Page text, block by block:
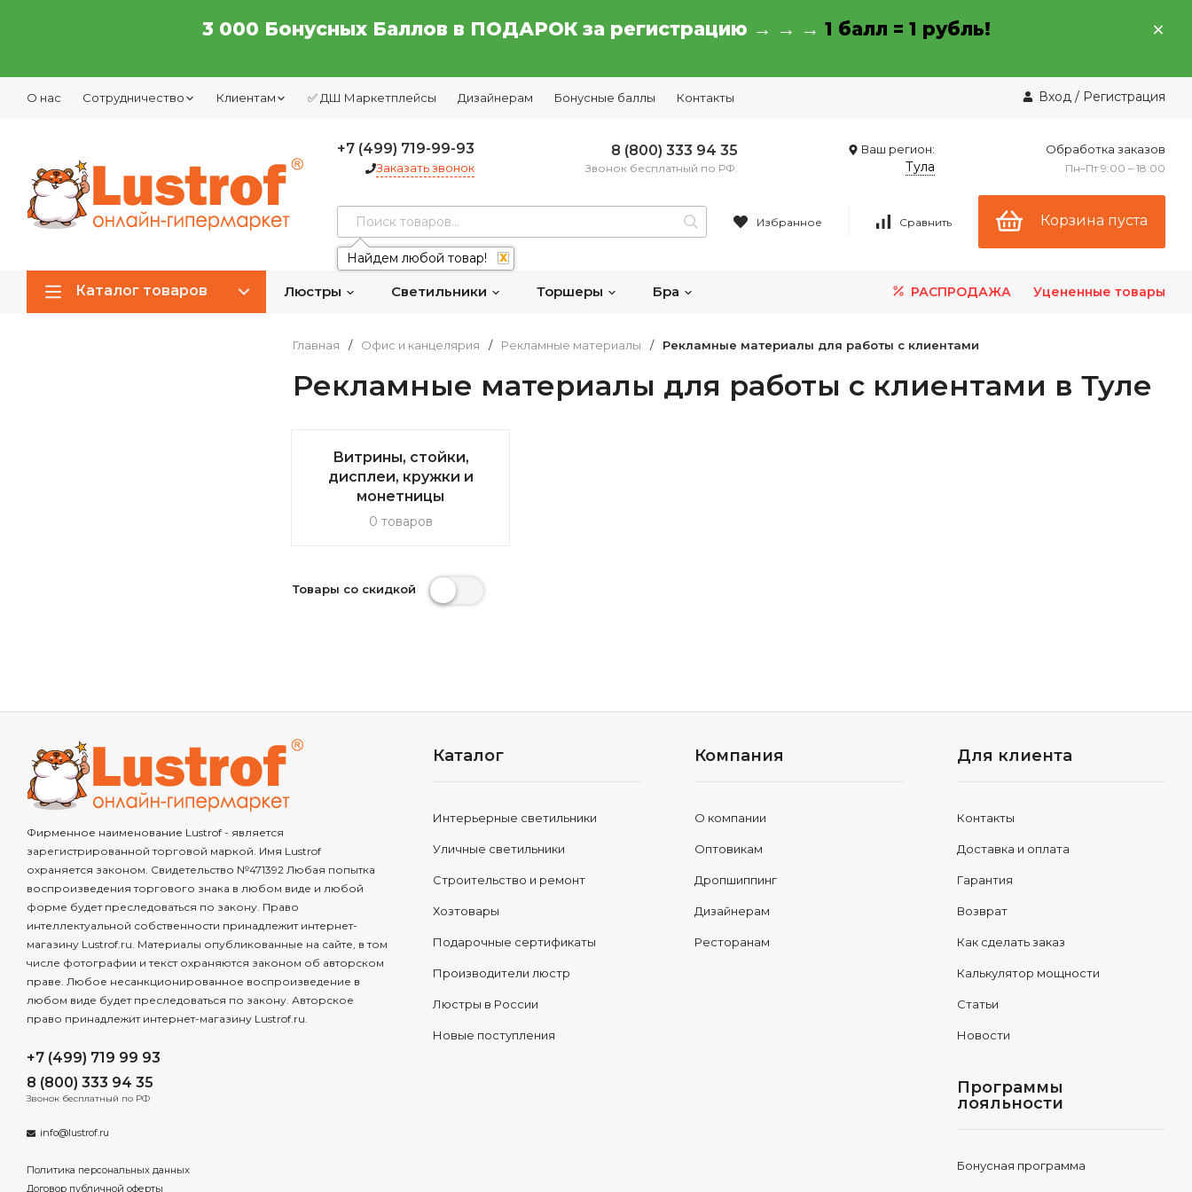
3 000 Бонусных Баллов в ПОДАРОК за регистрацию → → → 1 балл = 1 рубль!
О нас Сотрудничество Клиентам ✅ ДШ Маркетплейсы Дизайнерам Бонусные баллы Контакты Вход / Регистрация
+7 (499) 719-99-93
Заказать звонок
8 (800) 333 94 35
Звонок бесплатный по РФ.
Ваш регион:
Тула
Обработка заказов
Пн–Пт 9:00 – 18:00
Найдем любой товар! X
Избранное Сравнить Корзина пуста
Каталог товаров Люстры Светильники Торшеры Бра РАСПРОДАЖА Уцененные товары
Главная / Офис и канцелярия / Рекламные материалы / Рекламные материалы для работы с клиентами
Рекламные материалы для работы с клиентами в Туле
Витрины, стойки,
дисплеи, кружки и
монетницы
0 товаров
Товары со скидкой
Фирменное наименование Lustrof - является
зарегистрированной торговой маркой. Имя Lustrof
охраняется законом. Свидетельство №471392 Любая попытка
воспроизведения торгового знака в любом виде и любой
форме будет преследоваться по закону. Право
интеллектуальной собственности принадлежит интернет-
магазину Lustrof.ru. Материалы опубликованные на сайте, в том
числе фотографии и текст охраняются законом об авторском
праве. Любое несанкционированное воспроизведение в
любом виде будет преследоваться по закону. Авторское
право принадлежит интернет-магазину Lustrof.ru.
+7 (499) 719 99 93
8 (800) 333 94 35
Звонок бесплатный по РФ
info@lustrof.ru
Политика персональных данных
Договор публичной оферты
Каталог
Интерьерные светильники
Уличные светильники
Строительство и ремонт
Хозтовары
Подарочные сертификаты
Производители люстр
Люстры в России
Новые поступления
Компания
О компании
Оптовикам
Дропшиппинг
Дизайнерам
Ресторанам
Для клиента
Контакты
Доставка и оплата
Гарантия
Возврат
Как сделать заказ
Калькулятор мощности
Статьи
Новости
Программы
лояльности
Бонусная программа